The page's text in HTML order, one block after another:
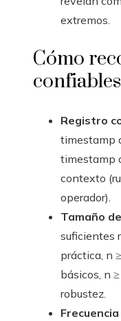
extremos.
Cómo
confiables
Registro
timestamp
timestamp
contexto
operador).
Tamaño
suficientes
práctica, n
básicos, n
robustez.